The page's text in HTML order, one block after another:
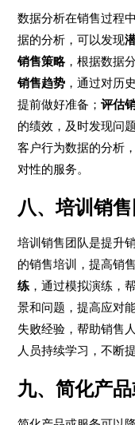
数据分析在销售过程
据的分析，可以发现
销售策略 ，根据数据
销售趋势 ，通过对历
提前做好准备；评估
的绩效，及时发现问
客户行为数据的分析
对性的服务。
八、培训销
培训销售团队是提升
的销售培训，提高销
练 ，通过模拟演练，
景和问题，提高应对
失败经验，帮助销售
人员持续学习，不断
九、简化产